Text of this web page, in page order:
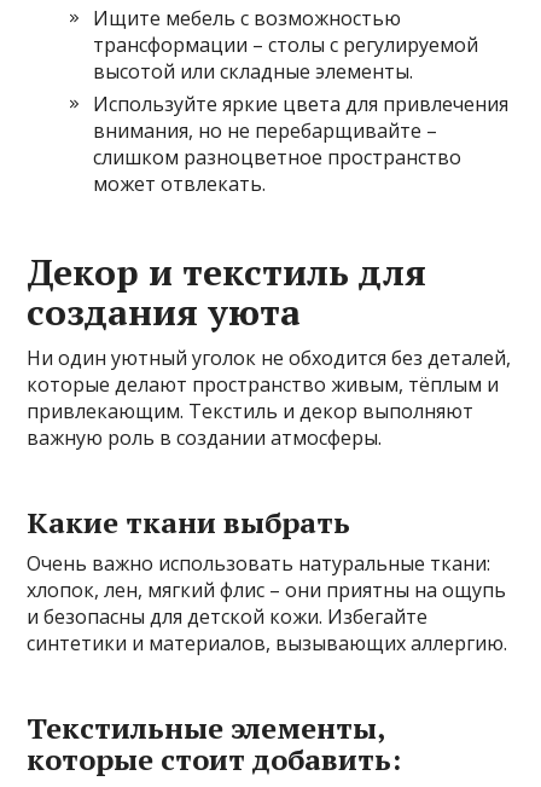
Ищите мебель с возможностью
трансформации – столы с регулируемой
высотой или складные элементы.
Используйте яркие цвета для привлечения
внимания, но не перебарщивайте –
слишком разноцветное пространство
может отвлекать.
Декор и текстиль для
создания уюта
Ни один уютный уголок не обходится без деталей,
которые делают пространство живым, тёплым и
привлекающим. Текстиль и декор выполняют
важную роль в создании атмосферы.
Какие ткани выбрать
Очень важно использовать натуральные ткани:
хлопок, лен, мягкий флис – они приятны на ощупь
и безопасны для детской кожи. Избегайте
синтетики и материалов, вызывающих аллергию.
Текстильные элементы,
которые стоит добавить: